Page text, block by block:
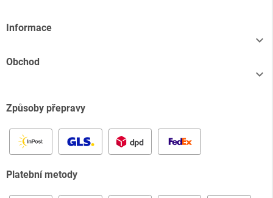
Informace

Obchod

Způsoby přepravy
Platební metody